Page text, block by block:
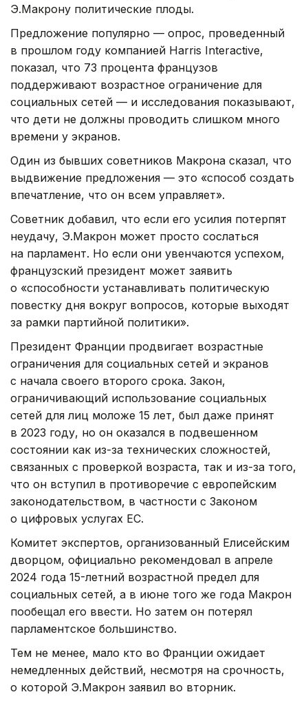
Э.Макрону политические плоды.
Предложение популярно — опрос, проведенный
в прошлом году компанией Harris Interactive,
показал, что 73 процента французов
поддерживают возрастное ограничение для
социальных сетей — и исследования показывают,
что дети не должны проводить слишком много
времени у экранов.
Один из бывших советников Макрона сказал, что
выдвижение предложения — это «способ создать
впечатление, что он всем управляет».
Советник добавил, что если его усилия потерпят
неудачу, Э.Макрон может просто сослаться
на парламент. Но если они увенчаются успехом,
французский президент может заявить
о «способности устанавливать политическую
повестку дня вокруг вопросов, которые выходят
за рамки партийной политики».
Президент Франции продвигает возрастные
ограничения для социальных сетей и экранов
с начала своего второго срока. Закон,
ограничивающий использование социальных
сетей для лиц моложе 15 лет, был даже принят
в 2023 году, но он оказался в подвешенном
состоянии как из-за технических сложностей,
связанных с проверкой возраста, так и из-за того,
что он вступил в противоречие с европейским
законодательством, в частности с Законом
о цифровых услугах ЕС.
Комитет экспертов, организованный Елисейским
дворцом, официально рекомендовал в апреле
2024 года 15-летний возрастной предел для
социальных сетей, а в июне того же года Макрон
пообещал его ввести. Но затем он потерял
парламентское большинство.
Тем не менее, мало кто во Франции ожидает
немедленных действий, несмотря на срочность,
о которой Э.Макрон заявил во вторник.